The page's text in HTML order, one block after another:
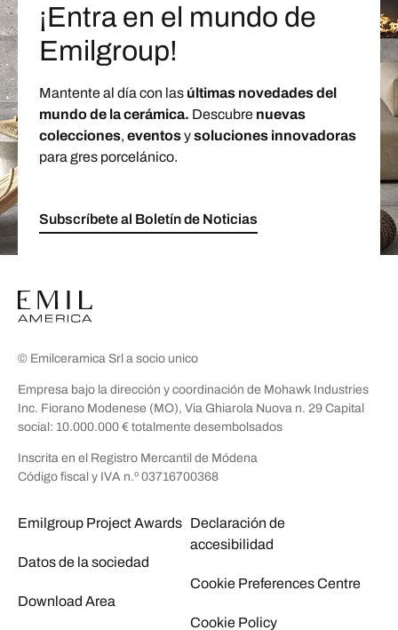
¡Entra en el mundo de
Emilgroup!
Mantente al día con las últimas novedades del
mundo de la cerámica. Descubre nuevas
colecciones, eventosysoluciones innovadoras
para gres porcelánico.
Subscríbete al Boletín de Noticias
© Emilceramica Srl a socio unico
Empresa bajo la dirección y coordinación de Mohawk Industries
Inc. Fiorano Modenese (MO), Via Ghiarola Nuova n. 29 Capital
social: 10.000.000 € totalmente desembolsados
Inscrita en el Registro Mercantil de Módena
Código fiscal y IVA n.º 03716700368
Emilgroup Project Awards
Datos de la sociedad
Download Area
Declaración de
accesibilidad
Cookie Preferences Centre
Cookie Policy